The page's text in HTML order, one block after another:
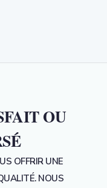
OU
OFFRIR UNE
NOUS